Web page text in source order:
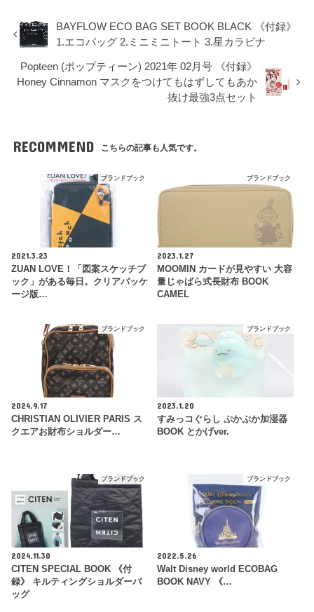
BAYFLOW ECO BAG SET BOOK BLACK 《付録》
1.エコバッグ 2.ミニミニトート 3.星カラビナ
Popteen (ポップティーン) 2021年 02月号 《付録》
Honey Cinnamon マスクをつけてもはずしてもあか
抜け最強3点セット
RECOMMEND こちらの記事も人気です。
ブランドブック
2021.3.23
ZUAN LOVE！「図案スケッチブ
ック」がある毎日。クリアパッケ
ージ版…
ブランドブック
2023.1.27
MOOMIN カードが見やすい 大容
量じゃばら式長財布 BOOK
CAMEL
ブランドブック
2024.9.17
CHRISTIAN OLIVIER PARIS ス
クエアお財布ショルダー…
ブランドブック
2023.1.20
すみっコぐらし ぷかぷか加湿器
BOOK とかげver.
ブランドブック
2024.11.30
CITEN SPECIAL BOOK 《付
録》 キルティングショルダーバ
ッグ
ブランドブック
2022.5.26
Walt Disney world ECOBAG
BOOK NAVY 《…